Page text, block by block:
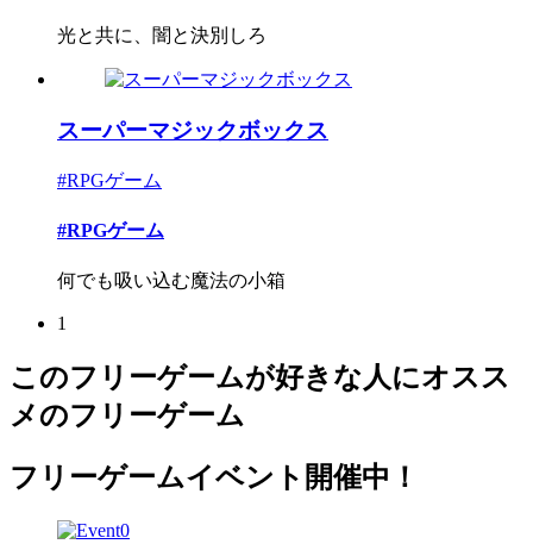
光と共に、闇と決別しろ
スーパーマジックボックス
#RPGゲーム
#RPGゲーム
何でも吸い込む魔法の小箱
1
このフリーゲームが好きな人にオスス
メのフリーゲーム
フリーゲームイベント開催中！